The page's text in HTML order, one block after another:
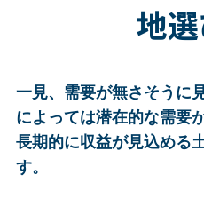
地選
一見、需要が無さそうに
によっては潜在的な需要
長期的に収益が見込める
す。